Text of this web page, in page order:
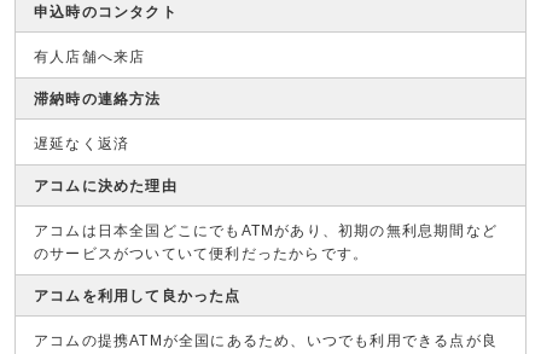
申込時のコンタクト
有人店舗へ来店
滞納時の連絡方法
遅延なく返済
アコムに決めた理由
アコムは日本全国どこにでもATMがあり、初期の無利息期間など
のサービスがついていて便利だったからです。
アコムを利用して良かった点
アコムの提携ATMが全国にあるため、いつでも利用できる点が良